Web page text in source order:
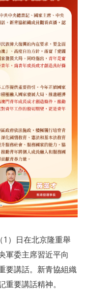
）日在北京隆重舉
軍委主席習近平向
要講話。新青協組織
要講話精神。